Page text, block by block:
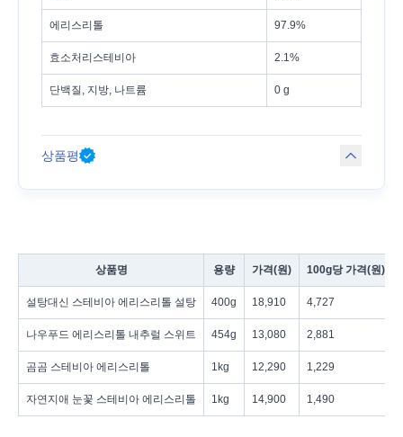
에리스리톨 97.9%
효소처리스테비아 2.1%
단백질, 지방, 나트륨 0 g
상품평
상품명 용량 가격(원) 100g당 가격(원)
설탕대신 스테비아 에리스리톨 설탕 400g 18,910 4,727
나우푸드 에리스리톨 내추럴 스위트 454g 13,080 2,881
곰곰 스테비아 에리스리톨 1kg 12,290 1,229
자연지애 눈꽃 스테비아 에리스리톨 1kg 14,900 1,490